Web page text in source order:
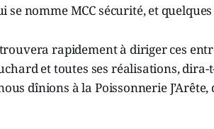
se nomme MCC sécurité, et
rapidement à diriger ces
et toutes ses réalisations, dira-
dînions à la Poissonnerie